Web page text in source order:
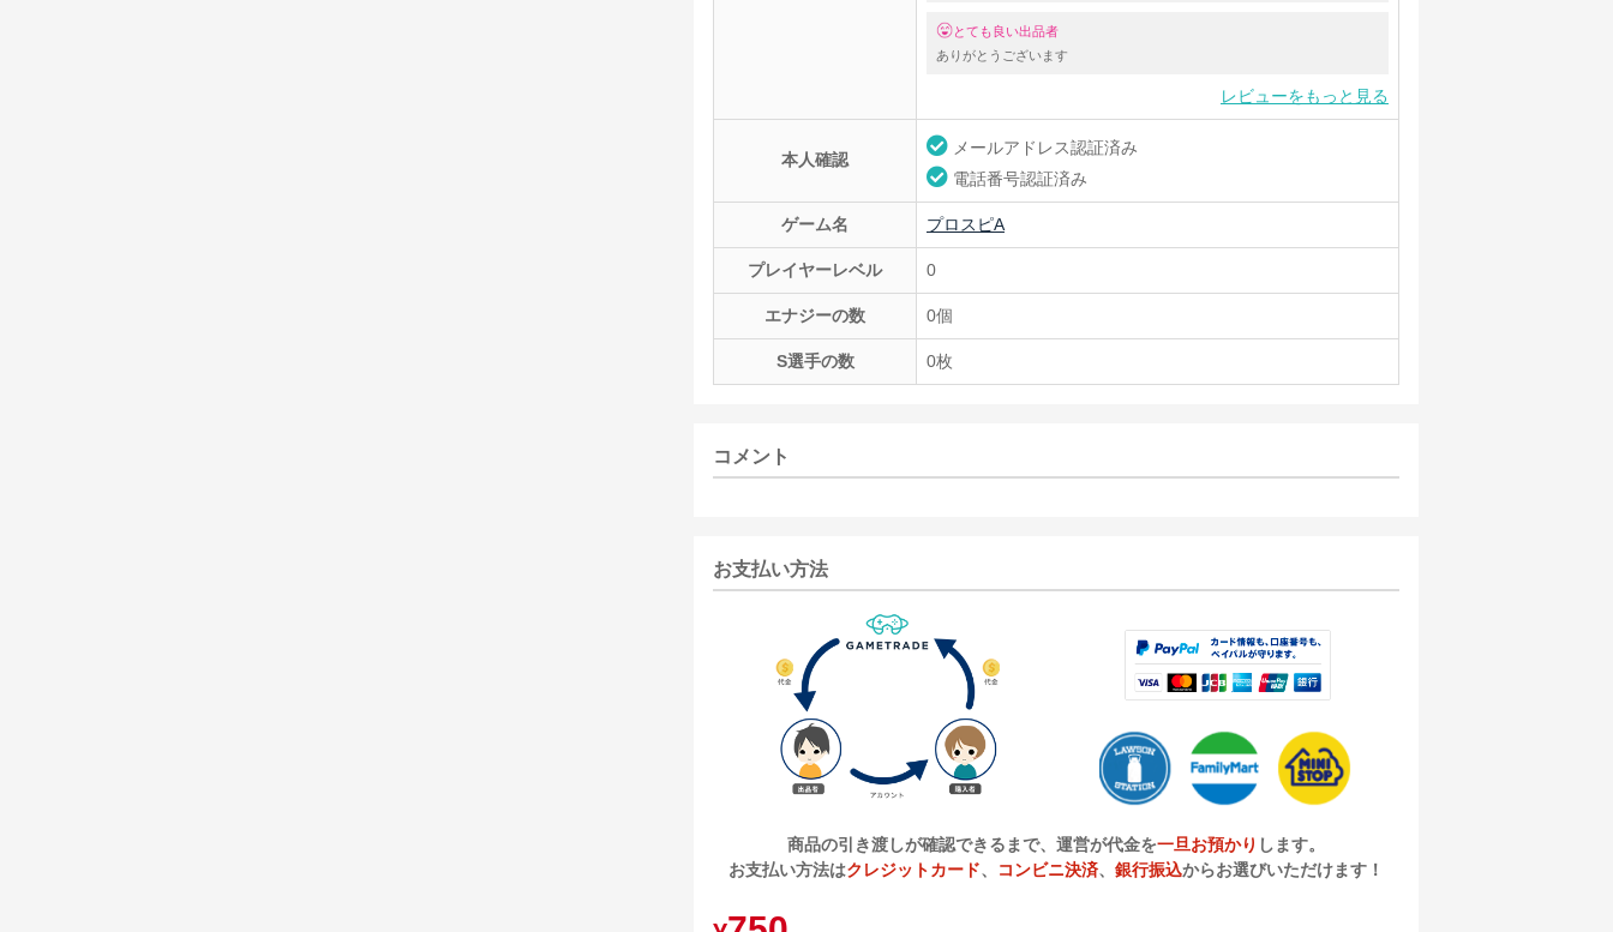
とても良い出品者
ありがとうございます
レビューをもっと見る
本人確認
メールアドレス認証済み
電話番号認証済み
ゲーム名 プロスピA
プレイヤーレベル 0
エナジーの数 0個
S選手の数 0枚
コメント
お支払い方法
商品の引き渡しが確認できるまで、運営が代金を一旦お預かり します。
お支払い方法はクレジットカード、 コンビニ決済、 銀行振込からお選びいただけます！